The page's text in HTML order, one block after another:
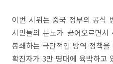
이번 시위는 중국 정부의 공식
시민들의 분노가 끓어오르면
봉쇄하는 극단적인 방역 정책
확진자가 3만 명대에 육박하고